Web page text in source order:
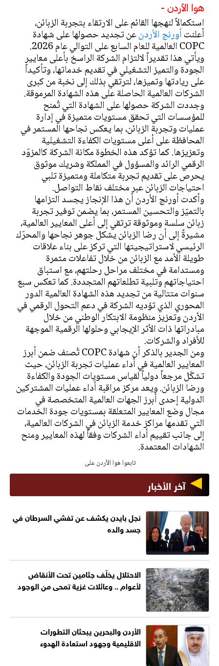
هوا الأردن -
استكمالاً لنهجها القائم على الارتقاء بتجربة الزبائن،
أعلنتأورنج الأردنعن تجديد حصولها على شهادة
COPC العالمية للعام السابع على التوالي عام 2026.
ويأتي هذا تقديراً لالتزام الشركة الراسخ بأعلى معايير
الجودة والتميز التشغيلي في تقديم خدماتها، وتأكيداً
على ريادتها وتميزها، لترتقي بذلك إلى نخبة من كبرى
الشركات العالمية الحاصلة على هذه الشهادة المرموقة.
وجددت الشركة حصولها على الشهادة التي تُمنح
للمؤسسات التي تحقق مستويات متميزة في إدارة
عمليات وتجربة الزبائن، بما يعكس نجاحها المستمر في
المحافظة على أعلى مستويات الكفاءة التشغيلية
وتعزيزها. كما تؤكد هذه الخطوة مكانة الشركة كالمزوّد
الرقمي الرائد والمسؤول في المملكة وشريك موثوق
يحرص على تقديم تجربة متكاملة ومتميزة تلبي
احتياجات الزبائن عبر مختلف نقاط التواصل.
وأكدت أورنج الأردن أن هذا الإنجاز يجسد التزامها
بالتميّز والتحسين المستمر، بما يضمن توفير تجربة
زبائن سلسة وموثوقة ترتقي إلى أعلى المعايير العالمية،
مشيرةً إلى أن رضا الزبائن يشكل جوهر نجاحها والمحرّك
الرئيسي لاستراتيجيتها التي تركز على بناء علاقات
طويلة الأمد مع الزبائن من خلال تفاعلات مثمرة
ومستدامة في مختلف مراحل رحلتهم، مع استباق
احتياجاتهم وتلبية تطلعاتهم المتجددة. كما تعكس سبع
سنوات متتالية من تجديد هذه الشهادة العالمية الدور
المحوري الذي تؤديه الشركة في دعم التحول الرقمي في
الأردن وتعزيز منظومة الابتكار الوطني من خلال
مبادراتها ذات الأثر الإيجابي وحلولها الرقمية الموجهة
للأفراد والشركات.
ومن الجدير بالذكر أن شهادة COPC تُصنف ضمن أبرز
المعايير العالمية في أداء عمليات تجربة الزبائن، حيث
تشكّل مرجعاً دولياً لقياس مستويات الجودة والكفاءة
ورضا الزبائن. ويعد مركز مراقبة أداء عمليات المشتركين
الدولية إحدى أبرز الجهات العالمية المتخصصة في
مجال وضع المعايير المتعلقة بمستويات جودة الخدمات
التي تقدمها مراكز خدمة الزبائن في الشركات العالمية،
إلى جانب تقييم أداء الشركات وفقاً لهذه المعايير ومنح
الشهادات المعتمدة.
تابعوا هوا الأردن على
آخر الأخبار
نجل بايدن يكشف عن تفشي السرطان في
جسد والده
الاحتلال يخلّف جثامين تحت الأنقاض
لأعوام .. وعائلات غزية تمحى من الوجود
الأردن والبحرين يبحثان التطورات
الاقليمية وجهود استعادة الهدوء